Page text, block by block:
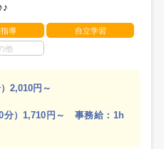
導 自立学習
他
2,010円～
分）1,710円～ 事務給：1h